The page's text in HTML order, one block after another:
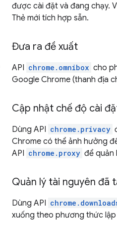
được cài đặt và đang chạy.
Thẻ mới tích hợp sẵn.
Đưa ra đề xuất
API chrome.omnibox cho
Google Chrome (thanh địa
Cập nhật chế độ cài
Dùng API chrome.privacy
Chrome có thể ảnh hưởng
API chrome.proxy để quản
Quản lý tài nguyên đã
Dùng API
xuống theo phương thức